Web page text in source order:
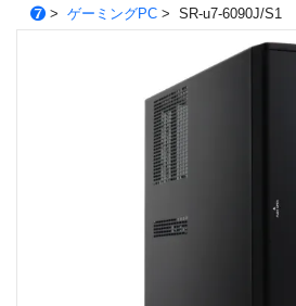
> ゲーミングPC> SR-u7-6090J/S1